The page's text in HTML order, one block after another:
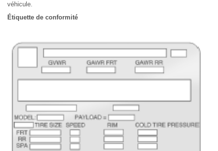
véhicule.
Étiquette de conformité